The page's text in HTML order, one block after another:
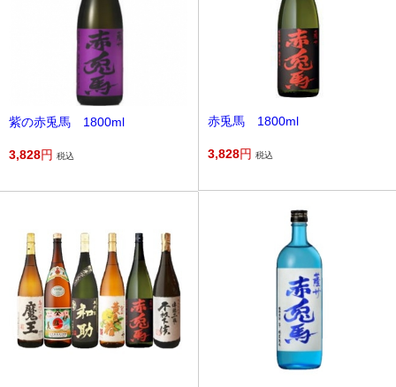
紫の赤兎馬 1800ml
3,828円 税込
赤兎馬 1800ml
3,828円 税込